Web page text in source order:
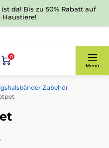
da! Bis zu 50% Rabatt auf
Haustiere!
0
Menü
Zubehör